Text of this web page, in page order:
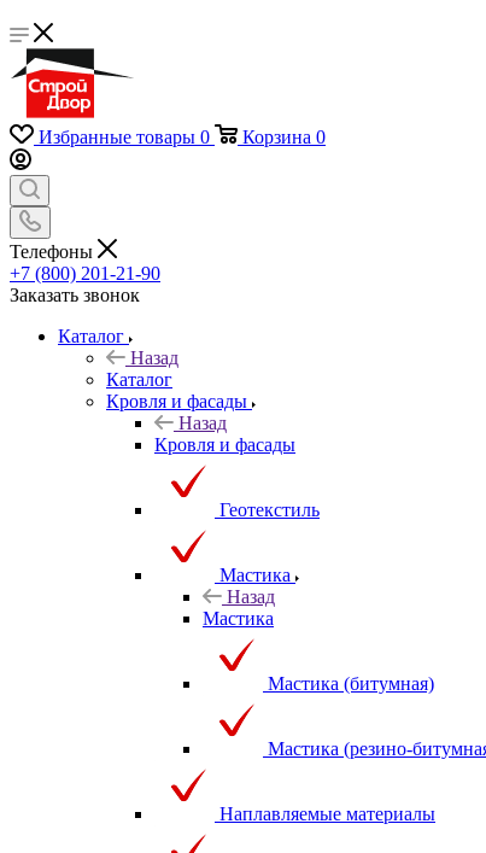
Избранные товары 0 Корзина 0
Телефоны
+7 (800) 201-21-90
Заказать звонок
Каталог
Назад
Каталог
Кровля и фасады
Назад
Кровля и фасады
Геотекстиль
Мастика
Назад
Мастика
Мастика (битумная)
Мастика (резино-
Наплавляемые материалы